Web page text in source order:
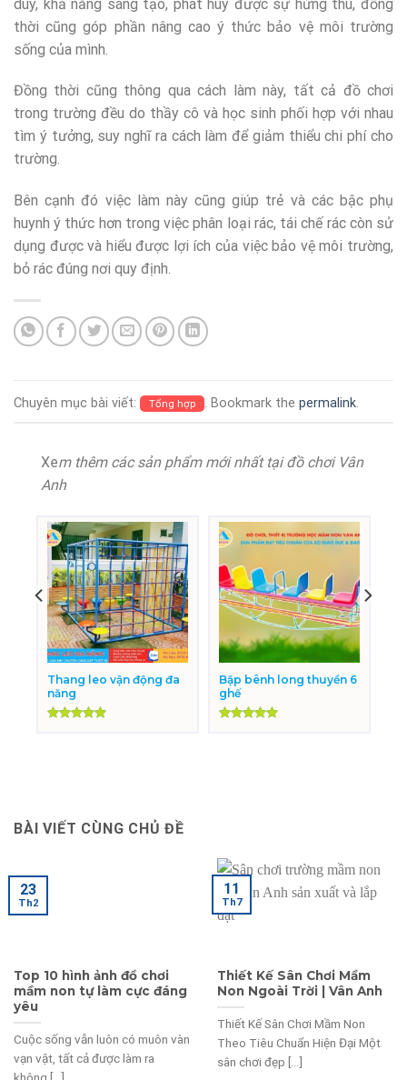
duy, khả năng sáng tạo, phát huy được sự hứng thú, đồng
thời cũng góp phần nâng cao ý thức bảo vệ môi trường
sống của mình.
Đồng thời cũng thông qua cách làm này, tất cả đồ chơi
trong trường đều do thầy cô và học sinh phối hợp với nhau
tìm ý tưởng, suy nghĩ ra cách làm để giảm thiểu chi phí cho
trường.
Bên cạnh đó việc làm này cũng giúp trẻ và các bậc phụ
huynh ý thức hơn trong việc phân loại rác, tái chế rác còn sử
dụng được và hiểu được lợi ích của việc bảo vệ môi trường,
bỏ rác đúng nơi quy định.
Chuyên mục bài viết: Tổng hợp . Bookmark the permalink.
Xem thêm các sản phẩm mới nhất tại đồ chơi Vân
Anh
Thang leo vận động đa
năng
Bập bênh long thuyền 6
ghế
BÀI VIẾT CÙNG CHỦ ĐỀ
Top 10 hình ảnh đồ chơi
mầm non tự làm cực đáng
yêu
Cuộc sống vẫn luôn có muôn vàn
vạn vật, tất cả được làm ra
không [...]
23
Th2
Thiết Kế Sân Chơi Mầm
Non Ngoài Trời | Vân Anh
Thiết Kế Sân Chơi Mầm Non
Theo Tiêu Chuẩn Hiện Đại Một
sân chơi đẹp [...]
11
Th7